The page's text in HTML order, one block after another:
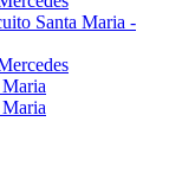
Santa Maria -